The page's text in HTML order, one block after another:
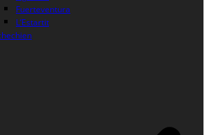
Fuerteventura
L’Estartit